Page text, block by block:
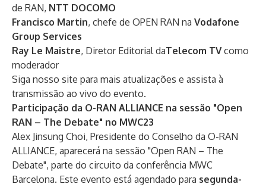
de RAN, NTT DOCOMO
Francisco Martin, chefe de OPEN RAN na Vodafone
Group Services
Ray Le Maistre, Diretor Editorial daTelecom TVcomo
moderador
Siga nosso site para mais atualizações e assista à
transmissão ao vivo do evento.
Participação da O-RAN ALLIANCE na sessão "Open
RAN – The Debate" no MWC23
Alex Jinsung Choi, Presidente do Conselho da O-RAN
ALLIANCE, aparecerá na sessão "Open RAN – The
Debate", parte do circuito da conferência MWC
Barcelona. Este evento está agendado para segunda-